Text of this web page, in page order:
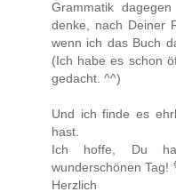
Grammatik
denke, nach Deiner
wenn ich das Buch
(Ich habe es schon
gedacht. ^^)
Und ich finde es
hast.
Ich hoffe, Du
wunderschönen Tag!
Herzlich